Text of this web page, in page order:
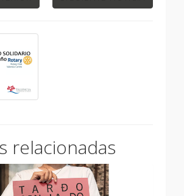
relacionadas